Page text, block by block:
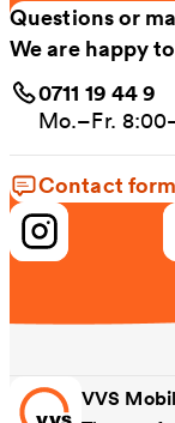
Questions or
We are happy
0711 19 44 9
Mo.–Fr.
Contact form
VVS Mobil